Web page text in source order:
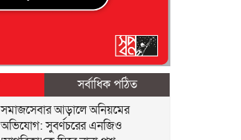
সর্বাধিক পঠিত
সমাজসেবার আড়ালে অনিয়মের
অভিযোগ: সুবর্ণচরের এনজিও